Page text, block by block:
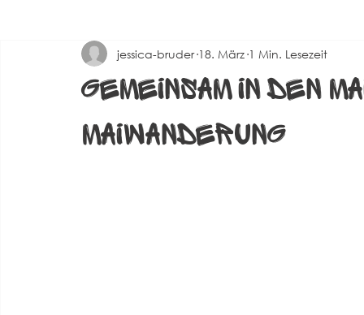
Spielberichte Herren 2 Corona Events
Gemeinsam in den
Maiwanderung
jessica-bruder 18. März 1 Min. Lesezeit